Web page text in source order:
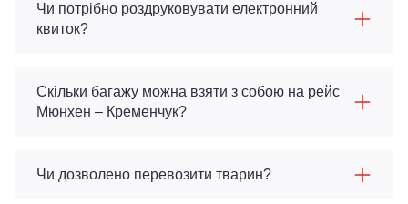
Чи потрібно роздруковувати електронний
квиток?
Скільки багажу можна взяти з собою на рейс
Мюнхен – Кременчук?
Чи дозволено перевозити тварин?